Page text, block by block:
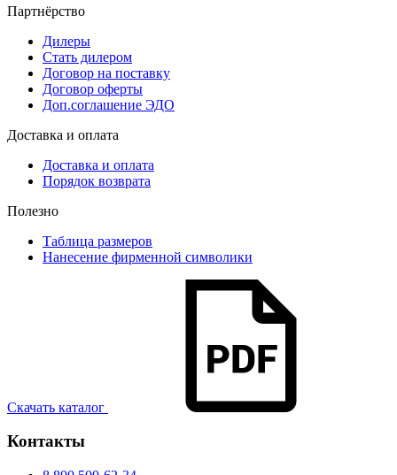
Партнёрство
Дилеры
Стать дилером
Договор на поставку
Договор оферты
Доп.соглашение ЭДО
Доставка и оплата
Доставка и оплата
Порядок возврата
Полезно
Таблица размеров
Нанесение фирменной символики
Скачать каталог
Контакты